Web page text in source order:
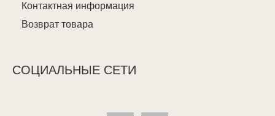
Контактная информация
Возврат товара
СОЦИАЛЬНЫЕ СЕТИ